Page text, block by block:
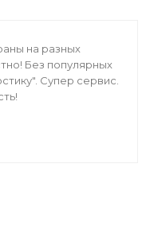
на разных
Без популярных
Супер сервис.